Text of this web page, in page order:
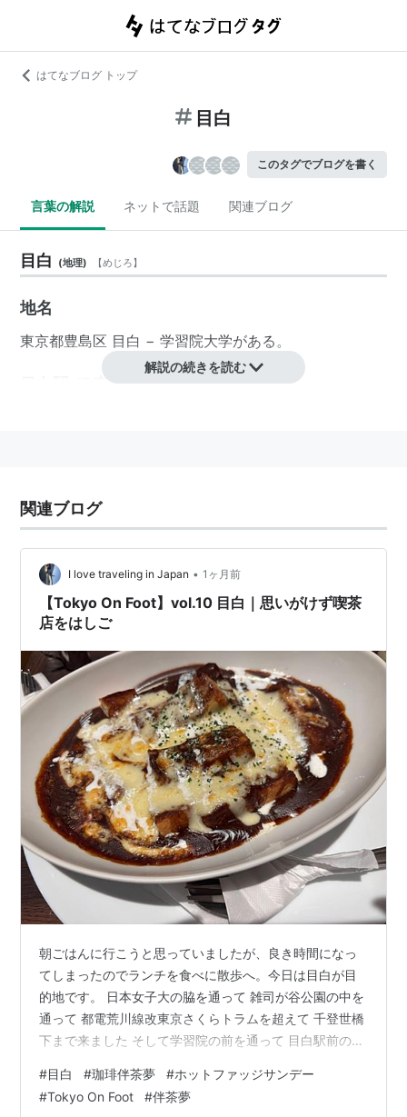
はてなブログ トップ
目白
このタグでブログを書く
言葉の解説 ネットで話題 関連ブログ
目白 (地理) 【めじろ】
地名
東京都豊島区 目白 −学習院大学がある。
目白駅 JR東日本（山手線）
○リスト：駅キーワード
解説の続きを読む
関連ブログ
I love traveling in Japan • 1ヶ月前
【Tokyo On Foot】vol.10 目白｜思いがけず喫茶
店をはしご
朝ごはんに行こうと思っていましたが、良き時間になっ
てしまったのでランチを食べに散歩へ。今日は目白が目
的地です。 日本女子大の脇を通って 雑司が谷公園の中を
通って 都電荒川線改東京さくらトラムを超えて 千登世橋
下まで来ました そして学習院の前を通って 目白駅前の高
見つつ 珈琲伴茶夢に到着しました 地下に降りて行きます
お会計札からお店と同い年であることが判明 コーヒーに
#目白 #珈琲伴茶夢 #ホットファッジサンデー
#Tokyo On Foot #伴茶夢